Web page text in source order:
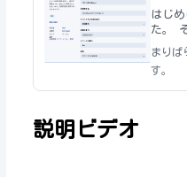
はじ
た。
まりぱ
す。
説明ビデオ